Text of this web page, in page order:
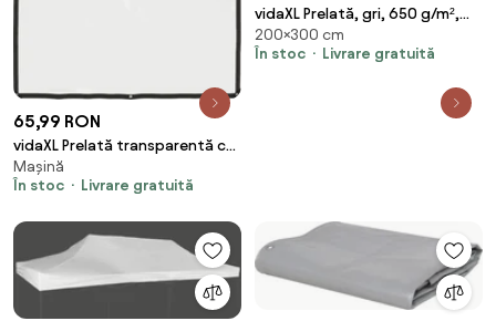
65,99 RON
vidaXL Prelată transparentă cu
ochiuri de fixare, polietilenă,
2x2 m
Mașină
În stoc
Livrare gratuită
vidaXL Prelată, gri, 650 g/m²,
2x3 m
200×300 cm
În stoc
Livrare gratuită